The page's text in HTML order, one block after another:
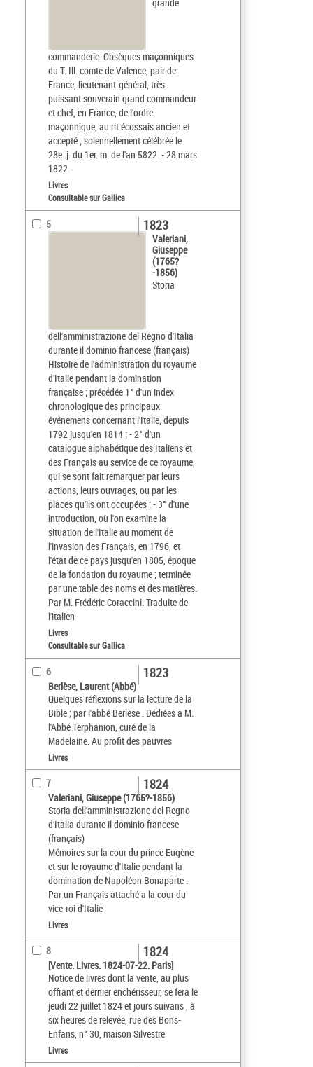
grande
commanderie. Obsèques maçonniques
du T. Ill. comte de Valence, pair de
France, lieutenant-général, très-
puissant souverain grand commandeur
et chef, en France, de l'ordre
maçonnique, au rit écossais ancien et
accepté ; solennellement célébrée le
28e. j. du 1er. m. de l'an 5822. - 28 mars
1822.
Livres
Consultable sur Gallica
5
Valeriani,
Giuseppe
(1765?
-1856)
Storia
dell'amministrazione del Regno d'Italia
durante il dominio francese (français)
Histoire de l'administration du royaume
d'Italie pendant la domination
française ; précédée 1° d'un index
chronologique des principaux
événemens concernant l'Italie, depuis
1792 jusqu'en 1814 ; - 2° d'un
catalogue alphabétique des Italiens et
des Français au service de ce royaume,
qui se sont fait remarquer par leurs
actions, leurs ouvrages, ou par les
places qu'ils ont occupées ; - 3° d'une
introduction, où l'on examine la
situation de l'Italie au moment de
l'invasion des Français, en 1796, et
l'état de ce pays jusqu'en 1805, époque
de la fondation du royaume ; terminée
par une table des noms et des matières.
Par M. Frédéric Coraccini. Traduite de
l'italien
1823
Livres
Consultable sur Gallica
6
Berlèse, Laurent (Abbé)
Quelques réflexions sur la lecture de la
Bible ; par l'abbé Berlèse . Dédiées a M.
l'Abbé Terphanion, curé de la
Madelaine. Au profit des pauvres
1823
Livres
7
Valeriani, Giuseppe (1765?-1856)
Storia dell'amministrazione del Regno
d'Italia durante il dominio francese
(français)
Mémoires sur la cour du prince Eugène
et sur le royaume d'Italie pendant la
domination de Napoléon Bonaparte .
Par un Français attaché a la cour du
vice-roi d'Italie
1824
Livres
8
[Vente. Livres. 1824-07-22. Paris]
Notice de livres dont la vente, au plus
offrant et dernier enchérisseur, se fera le
jeudi 22 juillet 1824 et jours suivans , à
six heures de relevée, rue des Bons-
Enfans, n° 30, maison Silvestre
1824
Livres